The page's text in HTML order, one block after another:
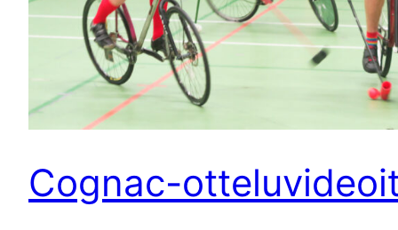
Cognac-